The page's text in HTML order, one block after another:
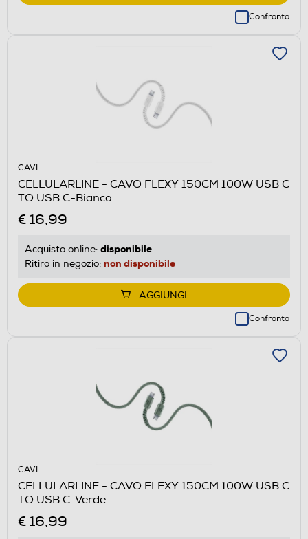
Confronta
CAVI
CELLULARLINE - CAVO FLEXY 150CM 100W USB C
TO USB C-Bianco
€ 16,99
Acquisto online: disponibile
Ritiro in negozio: non disponibile
AGGIUNGI
Confronta
CAVI
CELLULARLINE - CAVO FLEXY 150CM 100W USB C
TO USB C-Verde
€ 16,99